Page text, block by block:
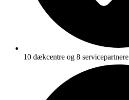
10 dækcentre og 8 servicepartnere